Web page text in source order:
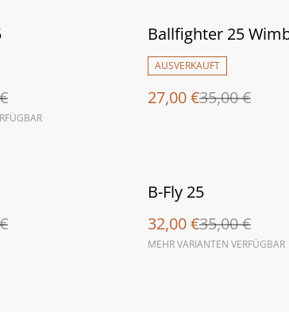
%
Ballfighter 25
AUSVERKAUFT
27,00 €35,00 €
%
B-Fly 25
32,00 €35,00 €
MEHR VARIANTEN VERFÜGBAR